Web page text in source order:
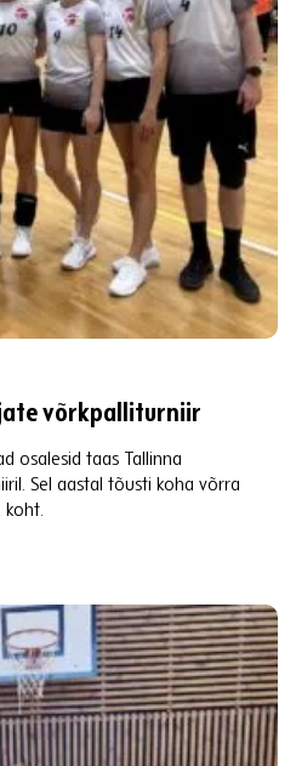
võrkpalliturniir
osalesid taas Tallinna
Sel aastal tõusti koha võrra
koht.